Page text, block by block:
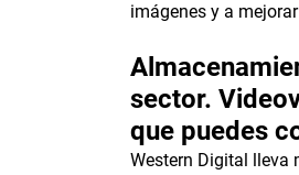
imágenes y a
sector.
que puedes
Western Digital lleva